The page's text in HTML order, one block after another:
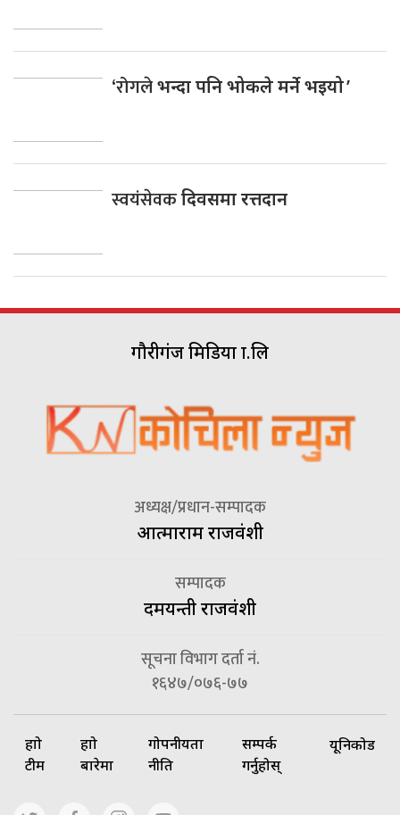
‘रोगलेभन्दा पनि भोकले मर्ने भइयो ’
स्वयंसेवकदिवसमा रत्तदान
गौरीगंज मिडिया प्रा.लि
अध्यक्ष/प्रधान-सम्पादक
आत्माराम राजवंशी
सम्पादक
दमयन्ती राजवंशी
सूचना विभाग दर्ता नं.
१६४७/०७६-७७
हाम्रो
टीम
हाम्रो
बारेमा
गोपनीयता
नीति
सम्पर्क
गर्नुहोस्
यूनिकोड